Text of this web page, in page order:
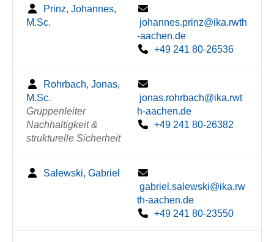
Prinz, Johannes,
M.Sc.
johannes.prinz@ika.rwth
-aachen.de
+49 241 80-26536
Rohrbach, Jonas,
M.Sc.
Gruppenleiter
Nachhaltigkeit &
strukturelle Sicherheit
jonas.rohrbach@ika.rwt
h-aachen.de
+49 241 80-26382
Salewski, Gabriel
gabriel.salewski@ika.rw
th-aachen.de
+49 241 80-23550